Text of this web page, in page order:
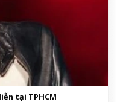
tại TPHCM